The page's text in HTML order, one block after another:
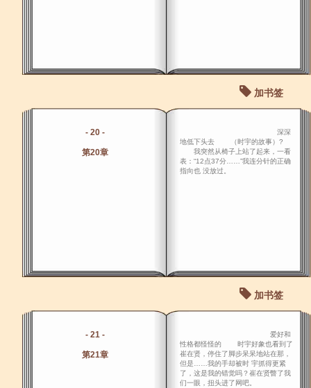
加书签
- 20 -
第20章
深深
地低下头去 （时宇的故事）?
我突然从椅子上站了起来，一看
表：“12点37分……”我连分针的正确
指向也 没放过。
加书签
- 21 -
第21章
爱好和
性格都怪怪的 时宇好象也看到了
崔在贤，停住了脚步呆呆地站在那，
但是……我的手却被时 宇抓得更紧
了，这是我的错觉吗？崔在贤瞥了我
们一眼，扭头进了网吧。